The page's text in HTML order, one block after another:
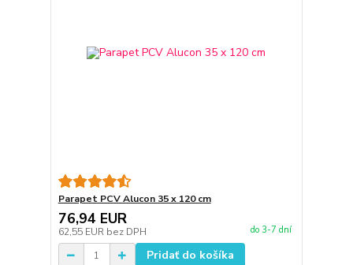
Parapet PCV Alucon 35 x 120 cm
76,94 EUR
62,55 EUR bez DPH do 3-7 dní
Pridať do košíka